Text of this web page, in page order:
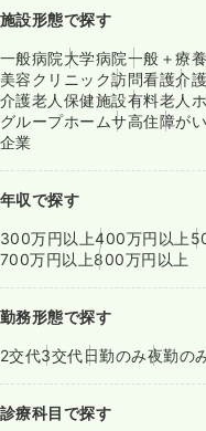
施設形態で探す
一般病院大学病院一般＋療
美容クリニック訪問看護介
介護老人保健施設有料老人
グループホームサ高住障が
企業
年収で探す
300万円以上400万円以上
700万円以上800万円以上
勤務形態で探す
2交代3交代日勤のみ夜勤の
診療科目で探す